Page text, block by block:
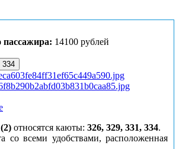
пассажира: 14100 рублей
334
относятся каюты: 326, 329, 331, 334.
со всеми удобствами, расположенная